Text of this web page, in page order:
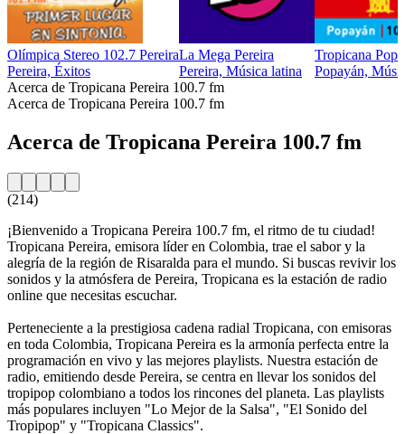
Olímpica Stereo 102.7 Pereira
Pereira, Éxitos
La Mega Pereira
Pereira, Música latina
Tropicana
Popayán,
Acerca de Tropicana Pereira 100.7 fm
Acerca de Tropicana Pereira 100.7 fm
Acerca de Tropicana Pereira 100.7 fm
(214)
¡Bienvenido a Tropicana Pereira 100.7 fm, el ritmo de tu ciudad!
Tropicana Pereira, emisora líder en Colombia, trae el sabor y la
alegría de la región de Risaralda para el mundo. Si buscas revivir los
sonidos y la atmósfera de Pereira, Tropicana es la estación de radio
online que necesitas escuchar.
Perteneciente a la prestigiosa cadena radial Tropicana, con emisoras
en toda Colombia, Tropicana Pereira es la armonía perfecta entre la
programación en vivo y las mejores playlists. Nuestra estación de
radio, emitiendo desde Pereira, se centra en llevar los sonidos del
tropipop colombiano a todos los rincones del planeta. Las playlists
más populares incluyen "Lo Mejor de la Salsa", "El Sonido del
Tropipop" y "Tropicana Classics".